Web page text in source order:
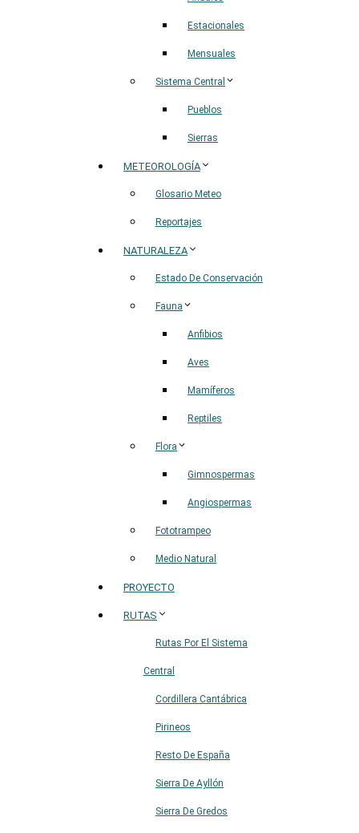
Estacionales
Mensuales
Sistema Central
Pueblos
Sierras
METEOROLOGÍA
Glosario Meteo
Reportajes
NATURALEZA
Estado De Conservación
Fauna
Anfibios
Aves
Mamíferos
Reptiles
Flora
Gimnospermas
Angiospermas
Fototrampeo
Medio Natural
PROYECTO
RUTAS
Rutas Por El Sistema
Central
Cordillera Cantábrica
Pirineos
Resto De España
Sierra De Ayllón
Sierra De Gredos